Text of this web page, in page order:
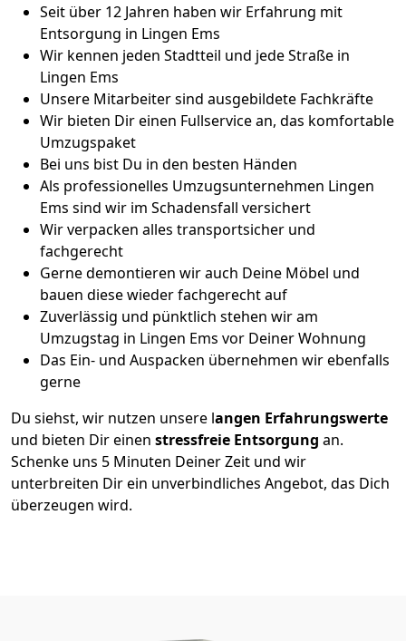
Seit über 12 Jahren haben wir Erfahrung mit
Entsorgung in Lingen Ems
Wir kennen jeden Stadtteil und jede Straße in
Lingen Ems
Unsere Mitarbeiter sind ausgebildete Fachkräfte
Wir bieten Dir einen Fullservice an, das komfortable
Umzugspaket
Bei uns bist Du in den besten Händen
Als professionelles Umzugsunternehmen Lingen
Ems sind wir im Schadensfall versichert
Wir verpacken alles transportsicher und
fachgerecht
Gerne demontieren wir auch Deine Möbel und
bauen diese wieder fachgerecht auf
Zuverlässig und pünktlich stehen wir am
Umzugstag in Lingen Ems vor Deiner Wohnung
Das Ein- und Auspacken übernehmen wir ebenfalls
gerne
Du siehst, wir nutzen unsere langen Erfahrungswerte
und bieten Dir einen stressfreie Entsorgung an.
Schenke uns 5 Minuten Deiner Zeit und wir
unterbreiten Dir ein unverbindliches Angebot, das Dich
überzeugen wird.